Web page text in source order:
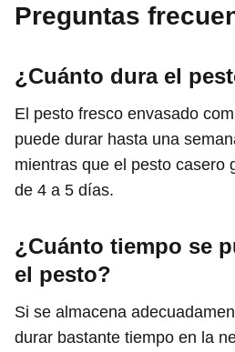
Preguntas
¿Cuánto dura el
El pesto fresco envasado
puede durar hasta una
mientras que el pesto casero
de 4 a 5 días.
¿Cuánto tiempo se
el pesto?
Si se almacena
durar bastante tiempo en la